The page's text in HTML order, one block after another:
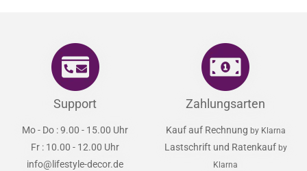
Support
Mo - Do : 9.00 - 15.00 Uhr
Fr : 10.00 - 12.00 Uhr
info@lifestyle-decor.de
Zahlungsarten
Kauf auf Rechnung by Klarna
Lastschrift und Ratenkauf by
Klarna